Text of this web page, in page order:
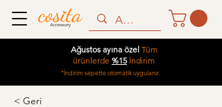
Ağustos ayına özel Tüm
ürünlerde %15İndirim
*İndirim sepette otomatik uygulanır.
< Geri